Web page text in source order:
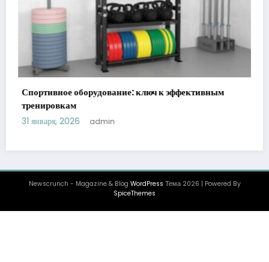
Уход за животными у ветеринара: виды,
преимущества и рекомендации
22 декабря, 2025 admin
Newscrunch - Magazine & Blog WordPress Тема 2026 | Powered By
SpiceThemes